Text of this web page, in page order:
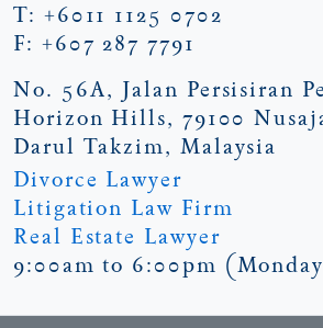
T: +6011 1125 0702
F: +607 287 7791
No. 56A, Jalan Persisiran
Horizon Hills, 79100
Darul Takzim, Malaysia
Divorce Lawyer
Litigation Law Firm
Real Estate Lawyer
9:00am to 6:00pm